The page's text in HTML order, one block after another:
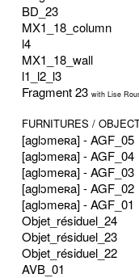
BD_23
MX1_18_column
l4
MX1_18_wall
l1_l2_l3
Fragment 23 with Lise
FURNITURES /
[aglɔmeʀa] - AGF_05
[aglɔmeʀa] - AGF_04
[aglɔmeʀa] - AGF_03
[aglɔmeʀa] - AGF_02
[aglɔmeʀa] - AGF_01
Objet_résiduel_24
Objet_résiduel_23
Objet_résiduel_22
AVB_01